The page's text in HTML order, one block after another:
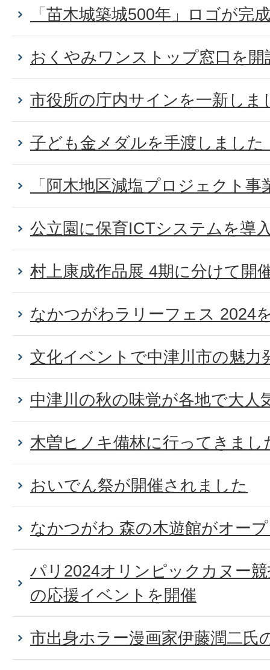
「苗木城築城500年」ロゴが完
おくやみワンストップ窓口を
市役所の庁内サインを一新しま
子ども金メダルを手渡しました
「阿木地区減塩プロジェクト
公立園に保育ICTシステムを導
村上康成作品展 4期に分けて開
なかつがわラリーフェス 2024
文化イベントで中津川市の魅力
中津川の秋の味覚が各地で大人
木曽ヒノキ備林に行ってきまし
おいでん祭が開催されました
なかつがわ 森の木遊館がオー
パリ2024オリンピックカヌー
の応援イベントを開催
市出身ホラー漫画家伊藤潤二氏